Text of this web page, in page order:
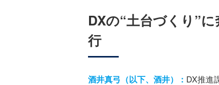
DXの“土台づくり”
行
酒井真弓（以下、酒井）： DX推進